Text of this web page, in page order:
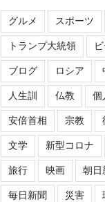
グルメ スポーツ
トランプ大統領
ブログ ロシア
人生訓 仏教 個
安倍首相 宗教
文学 新型コロナ
旅行 映画 朝日
毎日新聞 災害